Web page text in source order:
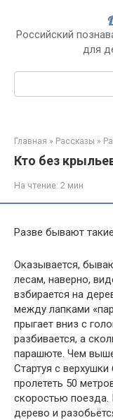
контенту
Российский
для
Поиск:
Главная » Рассказы »
Кто без
На чтение: 2 мин
Разве бывают
Оказывается,
лесам, наверно,
взбирается на
между лапками
прыгает вниз с
разбивается, а
парашюте. Чем
Стартуя с
пролететь 50
скоростью поезда.
дерево и